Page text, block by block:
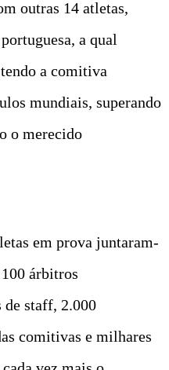
outras 14 atletas,
a qual
a comitiva
mundiais, superando
o merecido
em prova juntaram-
árbitros
de staff, 2.000
comitivas e milhares